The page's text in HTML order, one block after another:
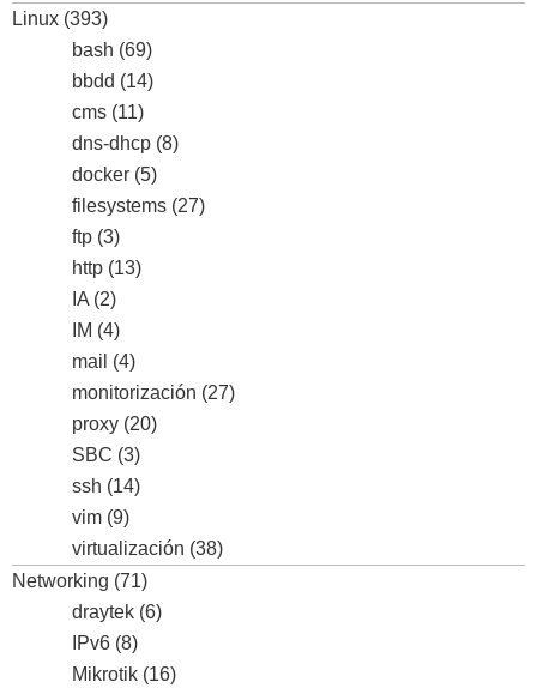
Linux (393)
bash (69)
bbdd (14)
cms (11)
dns-dhcp (8)
docker (5)
filesystems (27)
ftp (3)
http (13)
IA (2)
IM (4)
mail (4)
monitorización (27)
proxy (20)
SBC (3)
ssh (14)
vim (9)
virtualización (38)
Networking (71)
draytek (6)
IPv6 (8)
Mikrotik (16)